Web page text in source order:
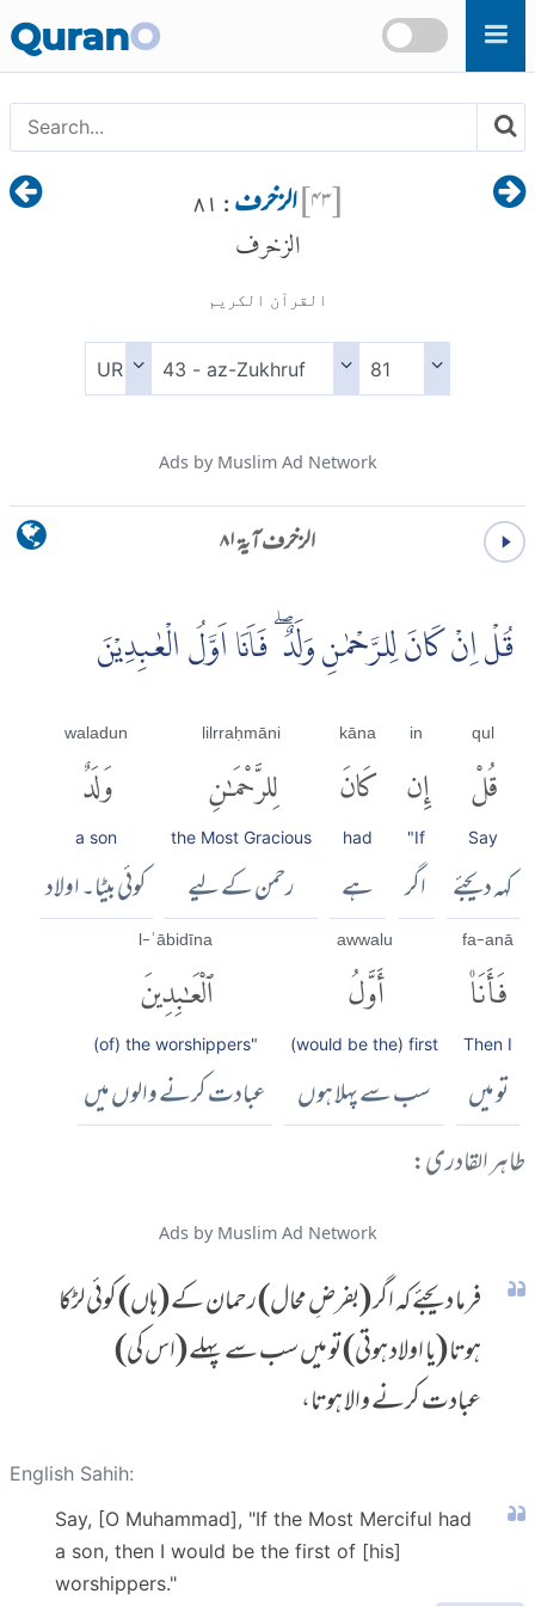
Skip to main content
QuranO
[۴۳]الزخرف : ۸۱
الزخرف
القرآن الكريم
Ads by Muslim Ad Network
الزخرف آية ۸۱
قُلْ اِنْ كَانَ لِلرَّحْمٰنِ وَلَدٌ ۖ فَاَنَاۡ اَوَّلُ الْعٰبِدِيْنَ
qul
قُلْ
Say
کہہ دیجئے
in
إِن
"If
اگر
kāna
كَانَ
had
ہے
lilrraḥmāni
لِلرَّحْمَٰنِ
the Most Gracious
رحمن کے لیے
waladun
وَلَدٌ
a son
کوئی بیٹا۔ اولاد
fa-anā
فَأَنَا۠
Then I
تو میں
awwalu
أَوَّلُ
(would be the) first
سب سے پہلا ہوں
l-ʿābidīna
ٱلْعَٰبِدِينَ
(of) the worshippers"
عبادت کرنے والوں میں
طاہر القادری:
Ads by Muslim Ad Network
فرما دیجئے کہ اگر (بفرضِ محال) رحمان کے (ہاں) کوئی لڑکا
ہوتا (یا اولاد ہوتی) تو میں سب سے پہلے (اس کی)
عبادت کرنے والا ہوتا،
English Sahih:
Say, [O Muhammad], "If the Most Merciful had
a son, then I would be the first of [his]
worshippers."